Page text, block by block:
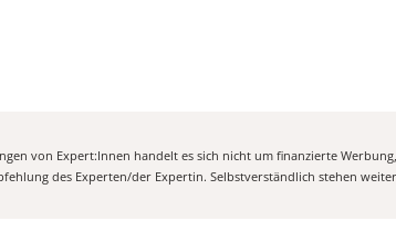
von Expert:Innen handelt es sich nicht um finanzierte
des Experten/der Expertin. Selbstverständlich stehen